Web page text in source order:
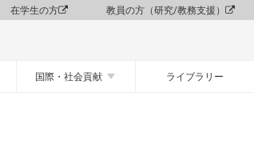
在学生の方 教員の方（研究/教務支援）
国際・社会貢献 ライブラリー